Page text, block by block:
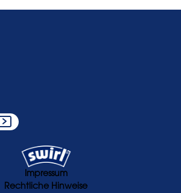
Impressum
Rechtliche Hinweise